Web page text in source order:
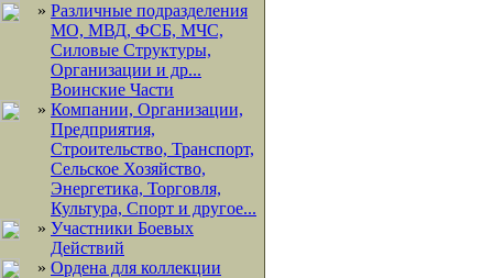
» Различные подразделения
МО, МВД, ФСБ, МЧС,
Силовые Структуры,
Организации и др...
Воинские Части
» Компании, Организации,
Предприятия,
Строительство, Транспорт,
Сельское Хозяйство,
Энергетика, Торговля,
Культура, Спорт и другое...
» Участники Боевых
Действий
» Ордена для коллекции